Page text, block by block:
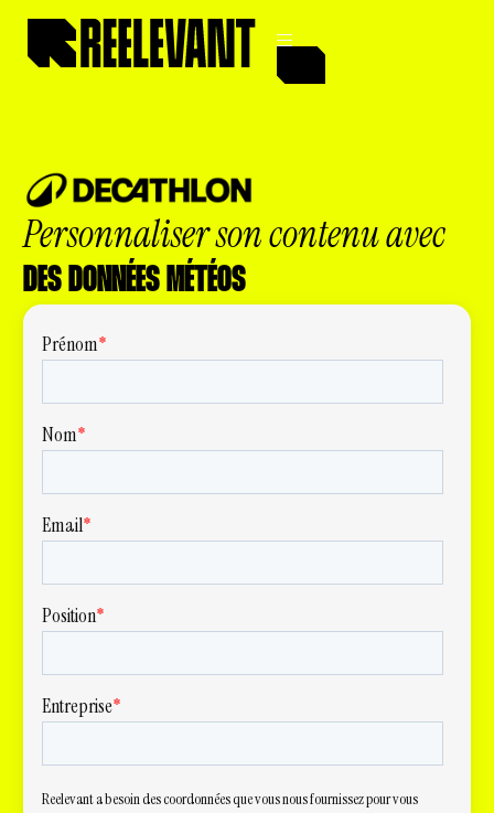
Personnaliser son contenu avec
DES DONNÉES MÉTÉOS